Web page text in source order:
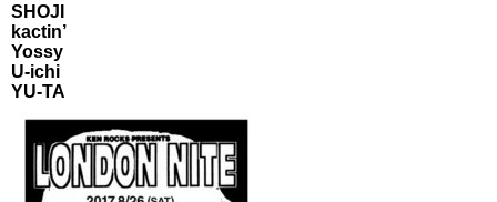
SHOJI
kactin’
Yossy
U-ichi
YU-TA